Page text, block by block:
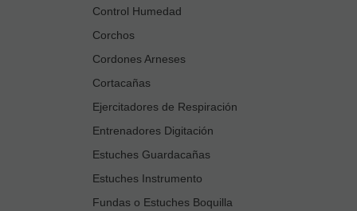
Control Humedad
Corchos
Cordones Arneses
Cortacañas
Ejercitadores de Respiración
Entrenadores Digitación
Estuches Guardacañas
Estuches Instrumento
Fundas o Estuches Boquilla